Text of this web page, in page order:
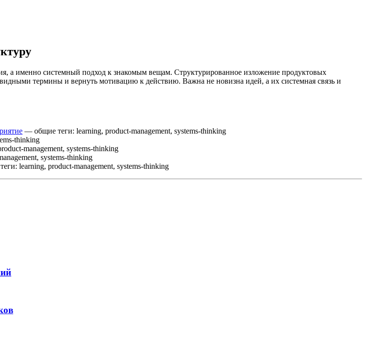
а именно системный подход к знакомым вещам. Структурированное изложение продуктовых
термины и вернуть мотивацию к действию. Важна не новизна идей, а их системная связь и
— общие теги: learning, product-management, systems-thinking
thinking
management, systems-thinking
systems-thinking
learning, product-management, systems-thinking